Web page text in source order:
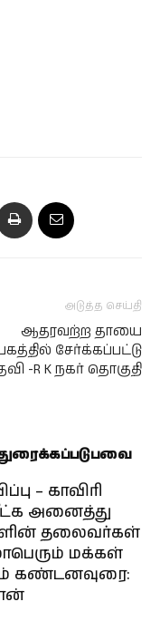
அடுத்த செய்தி
ஆதரவற்ற தாயை
சேர்க்கப்பட்டு
-R K நகர் தொகுதி
– காவிரி
அனைத்து
தலைவர்கள்
மக்கள்
கண்டனவுரை: